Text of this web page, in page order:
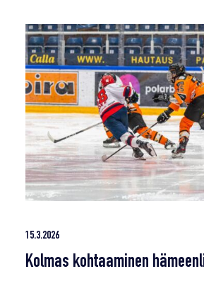
15.3.2026
Kolmas kohtaaminen